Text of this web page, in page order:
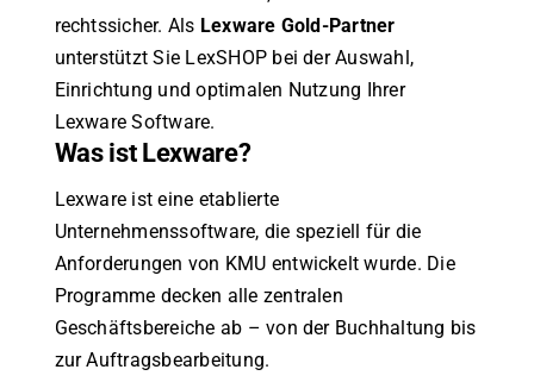
rechtssicher. Als Lexware Gold-Partner
unterstützt Sie LexSHOP bei der Auswahl,
Einrichtung und optimalen Nutzung Ihrer
Lexware Software.
Was ist Lexware?
Lexware ist eine etablierte
Unternehmenssoftware, die speziell für die
Anforderungen von KMU entwickelt wurde. Die
Programme decken alle zentralen
Geschäftsbereiche ab – von der Buchhaltung bis
zur Auftragsbearbeitung.